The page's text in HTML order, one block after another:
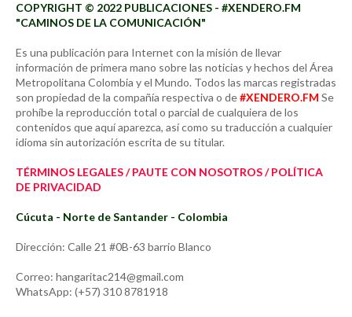
COPYRIGHT © 2022 PUBLICACIONES - #XENDERO.FM
"CAMINOS DE LA COMUNICACIÓN"
Es una publicación para Internet con la misión de llevar
información de primera mano sobre las noticias y hechos del Área
Metropolitana Colombia y el Mundo. Todos las marcas registradas
son propiedad de la compañía respectiva o de#XENDERO.FM Se
prohíbe la reproducción total o parcial de cualquiera de los
contenidos que aquí aparezca, así como su traducción a cualquier
idioma sin autorización escrita de su titular.
TÉRMINOS LEGALES / PAUTE CON NOSOTROS / POLÍTICA
DE PRIVACIDAD
Cúcuta - Norte de Santander - Colombia
Dirección: Calle 21 #0B-63 barrio Blanco
Correo: hangaritac214@gmail.com
WhatsApp: (+57) 310 8781918